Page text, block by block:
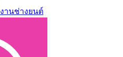
งานช่างยนต์